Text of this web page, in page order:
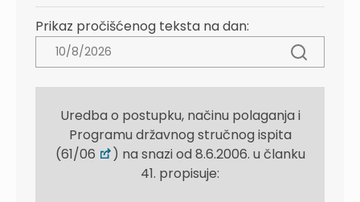
Prikaz pročišćenog teksta na dan:
Uredba o postupku, načinu polaganja i
Programu državnog stručnog ispita
(61/06
) na snazi od 8.6.2006. u članku
41. propisuje: